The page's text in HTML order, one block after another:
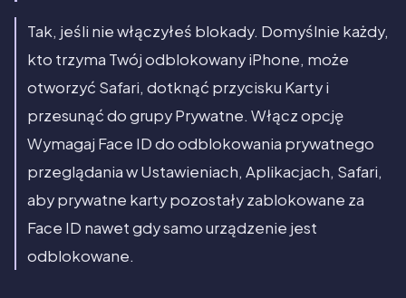
Tak, jeśli nie włączyłeś blokady. Domyślnie każdy,
kto trzyma Twój odblokowany iPhone, może
otworzyć Safari, dotknąć przycisku Karty i
przesunąć do grupy Prywatne. Włącz opcję
Wymagaj Face ID do odblokowania prywatnego
przeglądania w Ustawieniach, Aplikacjach, Safari,
aby prywatne karty pozostały zablokowane za
Face ID nawet gdy samo urządzenie jest
odblokowane.